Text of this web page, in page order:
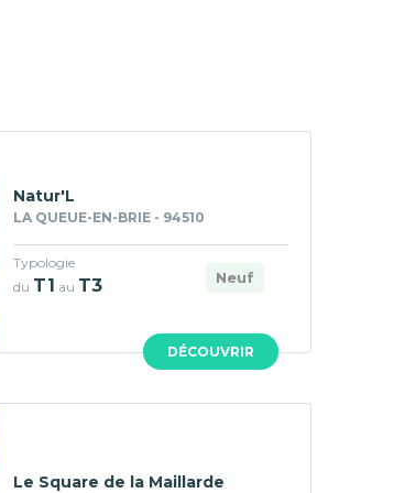
DÉCOUVRIR
Natur'L
LA QUEUE-EN-BRIE - 94510
Neuf
Typologie
du T1 au T3
Le Square de la Maillarde